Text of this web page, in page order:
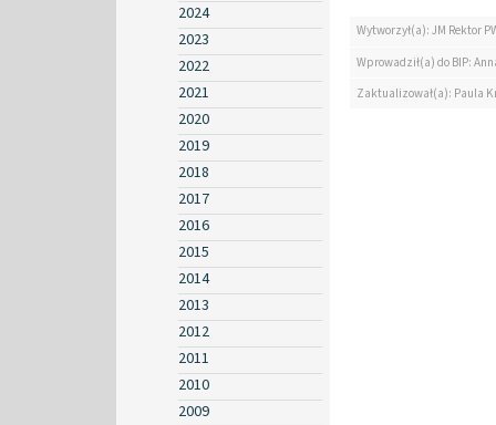
2024
2023
2022
2021
2020
2019
2018
2017
2016
2015
2014
2013
2012
2011
2010
2009
Wytworzył(a): JM Rektor
Wprowadził(a) do BIP:
Zaktualizował(a): Paula